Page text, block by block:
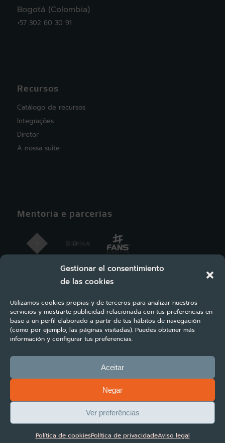
Gestionar el consentimiento
de las cookies
Utilizamos cookies propias y de terceros para analizar nuestros
servicios y mostrarte publicidad relacionada con tus preferencias en
base a un perfil elaborado a partir de tus hábitos de navegación
(como por ejemplo, las páginas visitadas). Puedes obtener más
información y configurar tus preferencias.
Aceitar
Negar
Ver preferências
Política de cookiesPolítica de privacidadeAviso legal
Bogotá (Colombia)
+57 302 60 30 91
Recursos
Catálogo de recursos
Integrações
Diretor
A nossa suite
Mentoria e parcerias
Política de privacidade Política de cookies Aviso legal
Termos e Condições